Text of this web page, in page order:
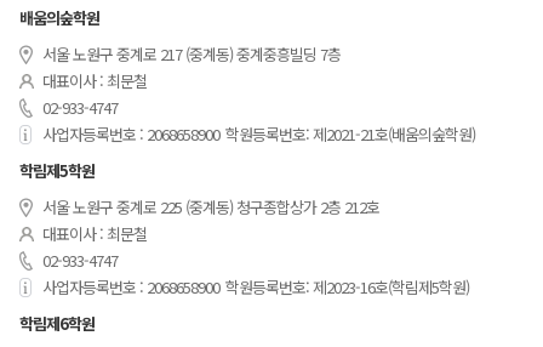
배움의숲학원
서울 노원구 중계로 217 (중계동) 중계중흥빌딩 7층
대표이사 : 최문철
02-933-4747
사업자등록번호 : 2068658900 학원등록번호: 제2021-21호(배움의숲학원)
학림제5학원
서울 노원구 중계로 225 (중계동) 청구종합상가 2층 212호
대표이사 : 최문철
02-933-4747
사업자등록번호 : 2068658900 학원등록번호: 제2023-16호(학림제5학원)
학림제6학원